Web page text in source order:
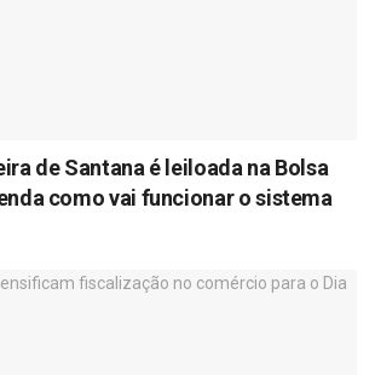
de Santana é leiloada na Bolsa
como vai funcionar o sistema